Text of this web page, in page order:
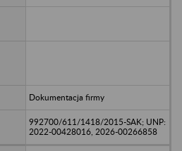
Dokumentacja firmy
992700/611/1418/2015-SAK; UNP:
2022-00428016, 2026-00266858